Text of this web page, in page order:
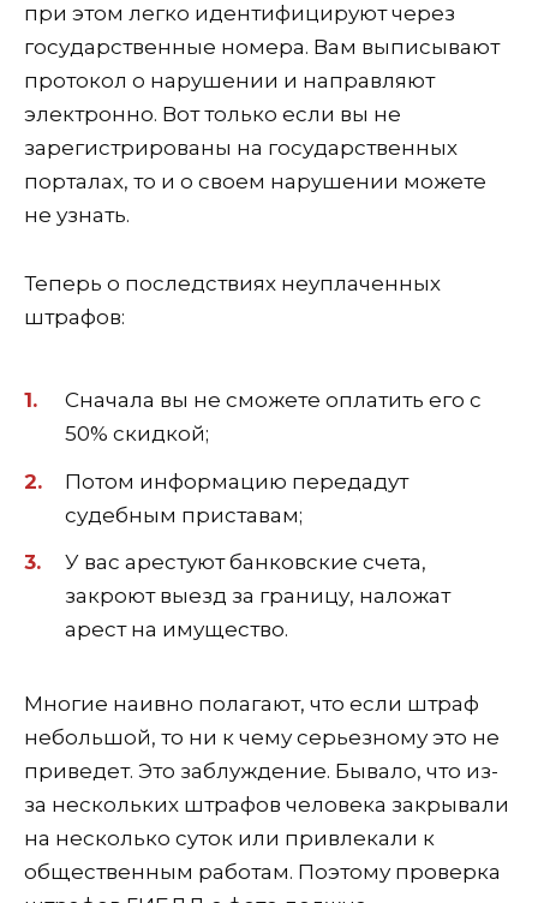
при этом легко идентифицируют через
государственные номера. Вам выписывают
протокол о нарушении и направляют
электронно. Вот только если вы не
зарегистрированы на государственных
порталах, то и о своем нарушении можете
не узнать.
Теперь о последствиях неуплаченных
штрафов:
Сначала вы не сможете оплатить его с
50% скидкой;
Потом информацию передадут
судебным приставам;
У вас арестуют банковские счета,
закроют выезд за границу, наложат
арест на имущество.
Многие наивно полагают, что если штраф
небольшой, то ни к чему серьезному это не
приведет. Это заблуждение. Бывало, что из-
за нескольких штрафов человека закрывали
на несколько суток или привлекали к
общественным работам. Поэтому проверка